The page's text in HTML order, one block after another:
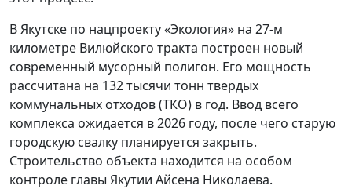
В Якутске по нацпроекту «Экология» на 27-м
километре Вилюйского тракта построен новый
современный мусорный полигон. Его мощность
рассчитана на 132 тысячи тонн твердых
коммунальных отходов (ТКО) в год. Ввод всего
комплекса ожидается в 2026 году, после чего старую
городскую свалку планируется закрыть.
Строительство объекта находится на особом
контроле главы Якутии Айсена Николаева.